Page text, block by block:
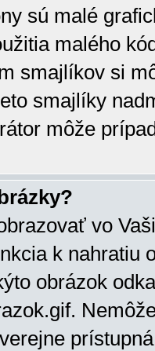
sú malé
malého
smajlíkov si
smajlíky
môže
vo
k nahratiu
obrázok